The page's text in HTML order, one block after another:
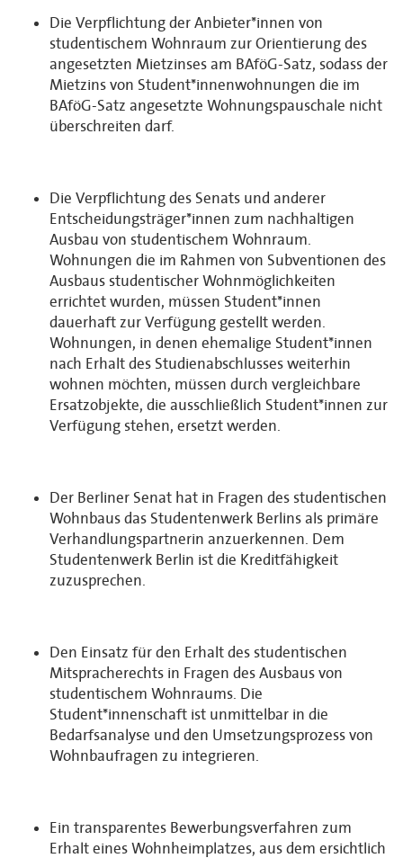
Die Verpflichtung der Anbieter*innen von
studentischem Wohnraum zur Orientierung des
angesetzten Mietzinses am BAföG-Satz, sodass der
Mietzins von Student*innenwohnungen die im
BAföG-Satz angesetzte Wohnungspauschale nicht
überschreiten darf.
Die Verpflichtung des Senats und anderer
Entscheidungsträger*innen zum nachhaltigen
Ausbau von studentischem Wohnraum.
Wohnungen die im Rahmen von Subventionen des
Ausbaus studentischer Wohnmöglichkeiten
errichtet wurden, müssen Student*innen
dauerhaft zur Verfügung gestellt werden.
Wohnungen, in denen ehemalige Student*innen
nach Erhalt des Studienabschlusses weiterhin
wohnen möchten, müssen durch vergleichbare
Ersatzobjekte, die ausschließlich Student*innen zur
Verfügung stehen, ersetzt werden.
Der Berliner Senat hat in Fragen des studentischen
Wohnbaus das Studentenwerk Berlins als primäre
Verhandlungspartnerin anzuerkennen. Dem
Studentenwerk Berlin ist die Kreditfähigkeit
zuzusprechen.
Den Einsatz für den Erhalt des studentischen
Mitspracherechts in Fragen des Ausbaus von
studentischem Wohnraums. Die
Student*innenschaft ist unmittelbar in die
Bedarfsanalyse und den Umsetzungsprozess von
Wohnbaufragen zu integrieren.
Ein transparentes Bewerbungsverfahren zum
Erhalt eines Wohnheimplatzes, aus dem ersichtlich